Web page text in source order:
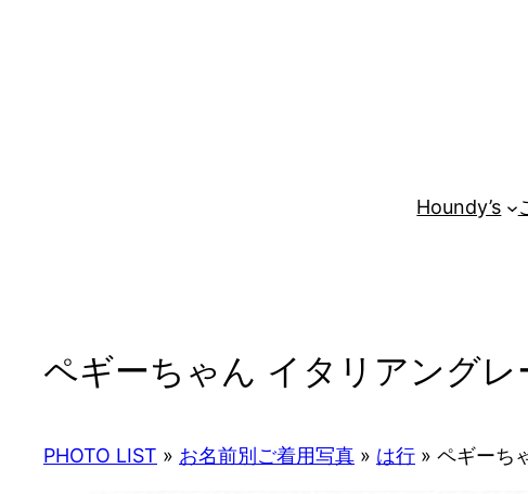
Houndy’s
ペギーちゃん イタリアング
PHOTO LIST » お名前別ご着用写真 » は行 » ペギーち